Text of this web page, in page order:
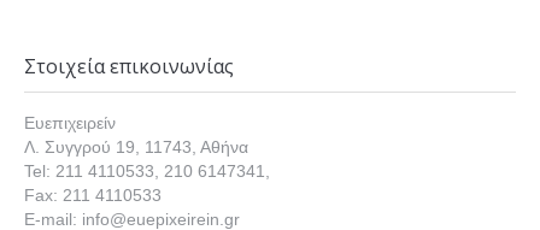
Στοιχεία επικοινωνίας
Ευεπιχειρείν
Λ. Συγγρού 19, 11743, Αθήνα
Tel: 211 4110533, 210 6147341,
Fax: 211 4110533
E-mail: info@euepixeirein.gr